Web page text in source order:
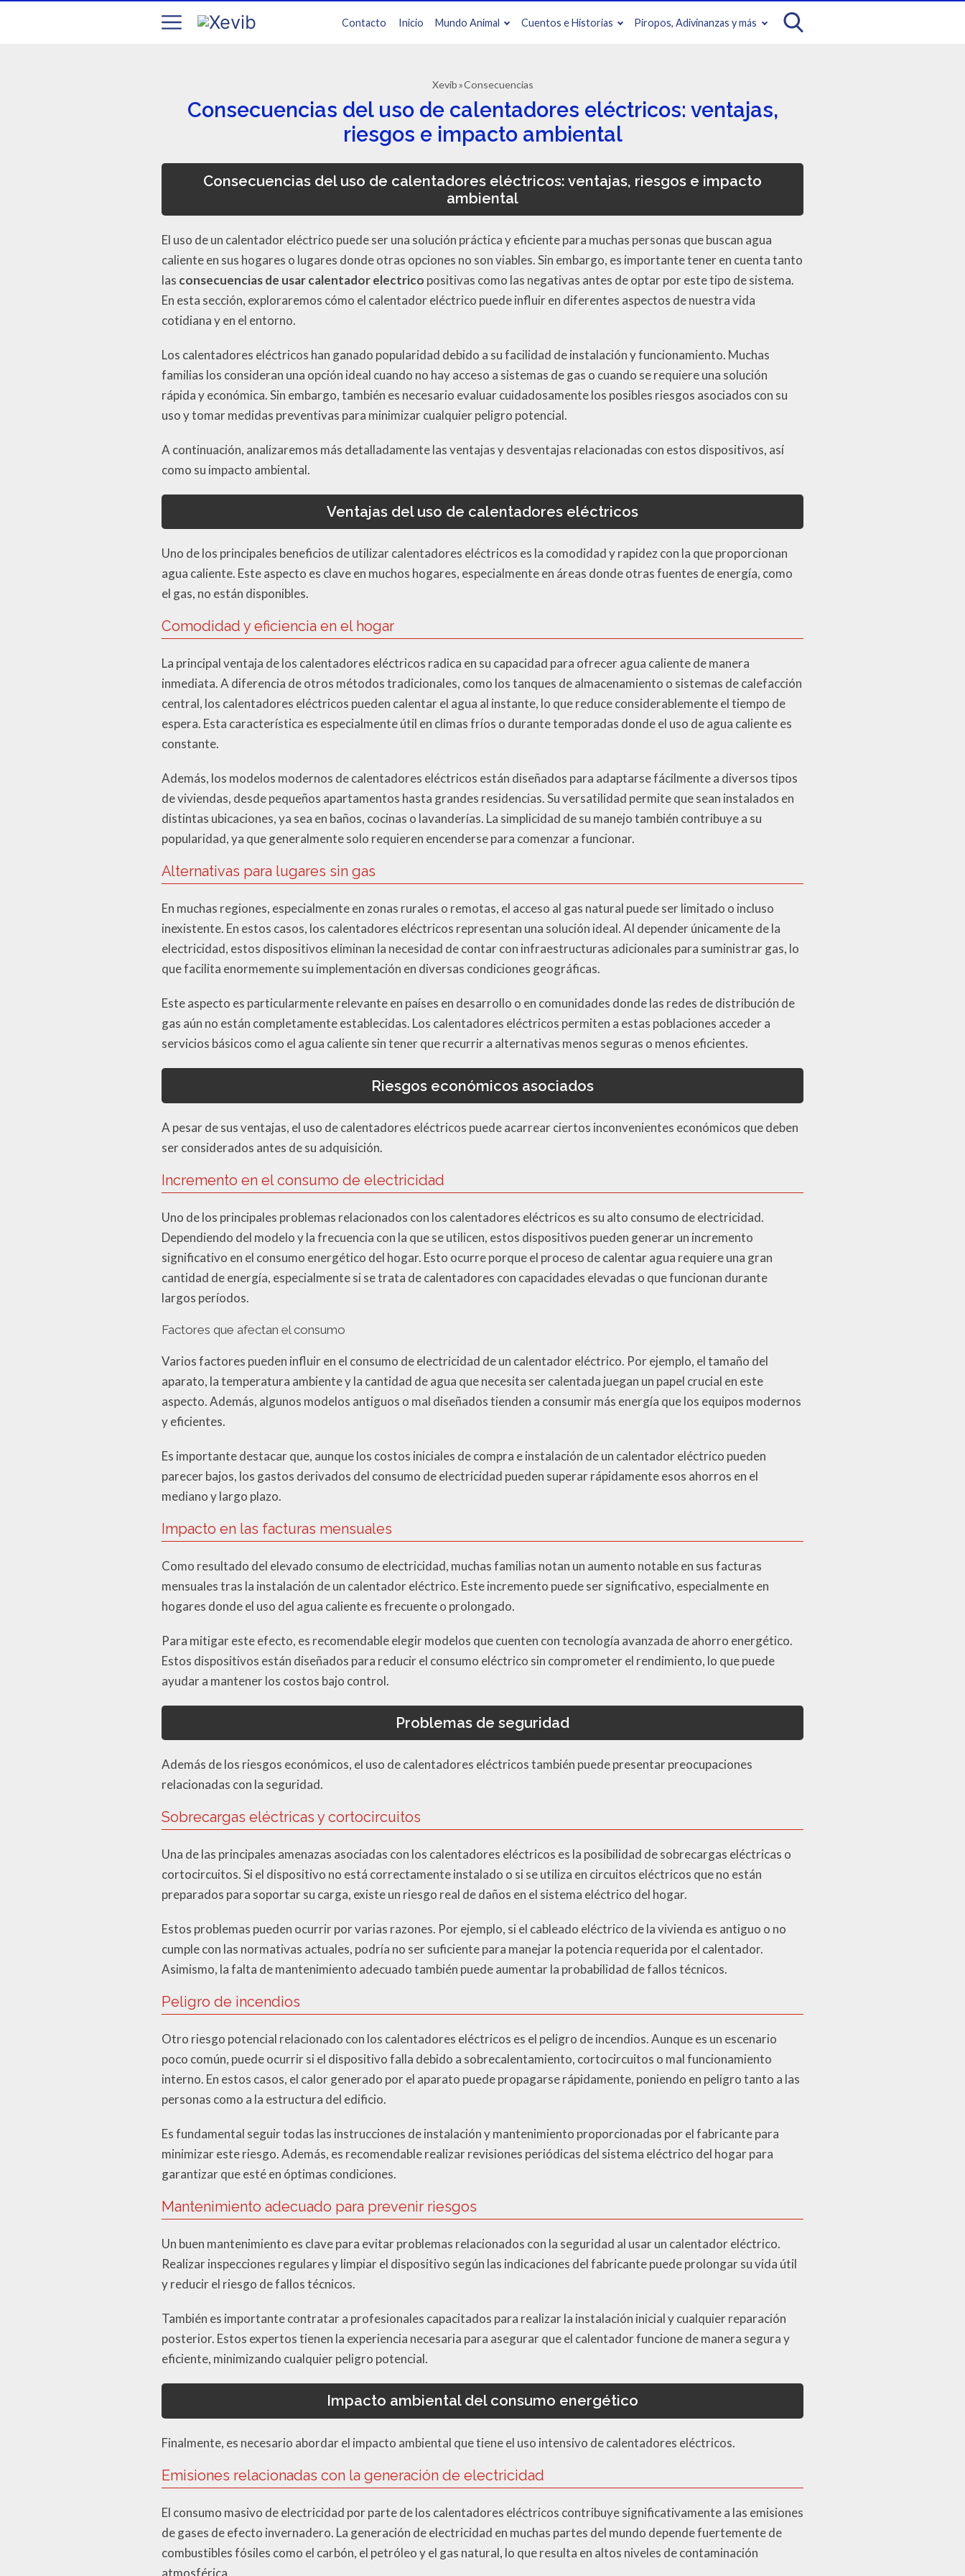
Contacto Inicio Mundo Animal Cuentos e Historias Piropos, Adivinanzas y más
Xevib Consecuencias
Consecuencias del uso de calentadores eléctricos: ventajas,
riesgos e impacto ambiental
Consecuencias del uso de calentadores eléctricos: ventajas, riesgos e impacto
ambiental
El uso de un calentador eléctrico puede ser una solución práctica y eficiente para muchas personas que buscan agua
caliente en sus hogares o lugares donde otras opciones no son viables. Sin embargo, es importante tener en cuenta tanto
las consecuencias de usar calentador electrico positivas como las negativas antes de optar por este tipo de sistema.
En esta sección, exploraremos cómo el calentador eléctrico puede influir en diferentes aspectos de nuestra vida
cotidiana y en el entorno.
Los calentadores eléctricos han ganado popularidad debido a su facilidad de instalación y funcionamiento. Muchas
familias los consideran una opción ideal cuando no hay acceso a sistemas de gas o cuando se requiere una solución
rápida y económica. Sin embargo, también es necesario evaluar cuidadosamente los posibles riesgos asociados con su
uso y tomar medidas preventivas para minimizar cualquier peligro potencial.
A continuación, analizaremos más detalladamente las ventajas y desventajas relacionadas con estos dispositivos, así
como su impacto ambiental.
Ventajas del uso de calentadores eléctricos
Uno de los principales beneficios de utilizar calentadores eléctricos es la comodidad y rapidez con la que proporcionan
agua caliente. Este aspecto es clave en muchos hogares, especialmente en áreas donde otras fuentes de energía, como
el gas, no están disponibles.
Comodidad y eficiencia en el hogar
La principal ventaja de los calentadores eléctricos radica en su capacidad para ofrecer agua caliente de manera
inmediata. A diferencia de otros métodos tradicionales, como los tanques de almacenamiento o sistemas de calefacción
central, los calentadores eléctricos pueden calentar el agua al instante, lo que reduce considerablemente el tiempo de
espera. Esta característica es especialmente útil en climas fríos o durante temporadas donde el uso de agua caliente es
constante.
Además, los modelos modernos de calentadores eléctricos están diseñados para adaptarse fácilmente a diversos tipos
de viviendas, desde pequeños apartamentos hasta grandes residencias. Su versatilidad permite que sean instalados en
distintas ubicaciones, ya sea en baños, cocinas o lavanderías. La simplicidad de su manejo también contribuye a su
popularidad, ya que generalmente solo requieren encenderse para comenzar a funcionar.
Alternativas para lugares sin gas
En muchas regiones, especialmente en zonas rurales o remotas, el acceso al gas natural puede ser limitado o incluso
inexistente. En estos casos, los calentadores eléctricos representan una solución ideal. Al depender únicamente de la
electricidad, estos dispositivos eliminan la necesidad de contar con infraestructuras adicionales para suministrar gas, lo
que facilita enormemente su implementación en diversas condiciones geográficas.
Este aspecto es particularmente relevante en países en desarrollo o en comunidades donde las redes de distribución de
gas aún no están completamente establecidas. Los calentadores eléctricos permiten a estas poblaciones acceder a
servicios básicos como el agua caliente sin tener que recurrir a alternativas menos seguras o menos eficientes.
Riesgos económicos asociados
A pesar de sus ventajas, el uso de calentadores eléctricos puede acarrear ciertos inconvenientes económicos que deben
ser considerados antes de su adquisición.
Incremento en el consumo de electricidad
Uno de los principales problemas relacionados con los calentadores eléctricos es su alto consumo de electricidad.
Dependiendo del modelo y la frecuencia con la que se utilicen, estos dispositivos pueden generar un incremento
significativo en el consumo energético del hogar. Esto ocurre porque el proceso de calentar agua requiere una gran
cantidad de energía, especialmente si se trata de calentadores con capacidades elevadas o que funcionan durante
largos períodos.
Factores que afectan el consumo
Varios factores pueden influir en el consumo de electricidad de un calentador eléctrico. Por ejemplo, el tamaño del
aparato, la temperatura ambiente y la cantidad de agua que necesita ser calentada juegan un papel crucial en este
aspecto. Además, algunos modelos antiguos o mal diseñados tienden a consumir más energía que los equipos modernos
y eficientes.
Es importante destacar que, aunque los costos iniciales de compra e instalación de un calentador eléctrico pueden
parecer bajos, los gastos derivados del consumo de electricidad pueden superar rápidamente esos ahorros en el
mediano y largo plazo.
Impacto en las facturas mensuales
Como resultado del elevado consumo de electricidad, muchas familias notan un aumento notable en sus facturas
mensuales tras la instalación de un calentador eléctrico. Este incremento puede ser significativo, especialmente en
hogares donde el uso del agua caliente es frecuente o prolongado.
Para mitigar este efecto, es recomendable elegir modelos que cuenten con tecnología avanzada de ahorro energético.
Estos dispositivos están diseñados para reducir el consumo eléctrico sin comprometer el rendimiento, lo que puede
ayudar a mantener los costos bajo control.
Problemas de seguridad
Además de los riesgos económicos, el uso de calentadores eléctricos también puede presentar preocupaciones
relacionadas con la seguridad.
Sobrecargas eléctricas y cortocircuitos
Una de las principales amenazas asociadas con los calentadores eléctricos es la posibilidad de sobrecargas eléctricas o
cortocircuitos. Si el dispositivo no está correctamente instalado o si se utiliza en circuitos eléctricos que no están
preparados para soportar su carga, existe un riesgo real de daños en el sistema eléctrico del hogar.
Estos problemas pueden ocurrir por varias razones. Por ejemplo, si el cableado eléctrico de la vivienda es antiguo o no
cumple con las normativas actuales, podría no ser suficiente para manejar la potencia requerida por el calentador.
Asimismo, la falta de mantenimiento adecuado también puede aumentar la probabilidad de fallos técnicos.
Peligro de incendios
Otro riesgo potencial relacionado con los calentadores eléctricos es el peligro de incendios. Aunque es un escenario
poco común, puede ocurrir si el dispositivo falla debido a sobrecalentamiento, cortocircuitos o mal funcionamiento
interno. En estos casos, el calor generado por el aparato puede propagarse rápidamente, poniendo en peligro tanto a las
personas como a la estructura del edificio.
Es fundamental seguir todas las instrucciones de instalación y mantenimiento proporcionadas por el fabricante para
minimizar este riesgo. Además, es recomendable realizar revisiones periódicas del sistema eléctrico del hogar para
garantizar que esté en óptimas condiciones.
Mantenimiento adecuado para prevenir riesgos
Un buen mantenimiento es clave para evitar problemas relacionados con la seguridad al usar un calentador eléctrico.
Realizar inspecciones regulares y limpiar el dispositivo según las indicaciones del fabricante puede prolongar su vida útil
y reducir el riesgo de fallos técnicos.
También es importante contratar a profesionales capacitados para realizar la instalación inicial y cualquier reparación
posterior. Estos expertos tienen la experiencia necesaria para asegurar que el calentador funcione de manera segura y
eficiente, minimizando cualquier peligro potencial.
Impacto ambiental del consumo energético
Finalmente, es necesario abordar el impacto ambiental que tiene el uso intensivo de calentadores eléctricos.
Emisiones relacionadas con la generación de electricidad
El consumo masivo de electricidad por parte de los calentadores eléctricos contribuye significativamente a las emisiones
de gases de efecto invernadero. La generación de electricidad en muchas partes del mundo depende fuertemente de
combustibles fósiles como el carbón, el petróleo y el gas natural, lo que resulta en altos niveles de contaminación
atmosférica.